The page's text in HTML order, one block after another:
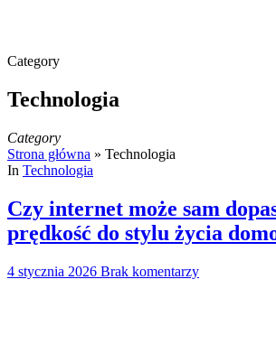
Category
Technologia
Category
Strona główna » Technologia
In Technologia
Czy internet może sam
prędkość do stylu życia
4 stycznia 2026 Brak komentarzy